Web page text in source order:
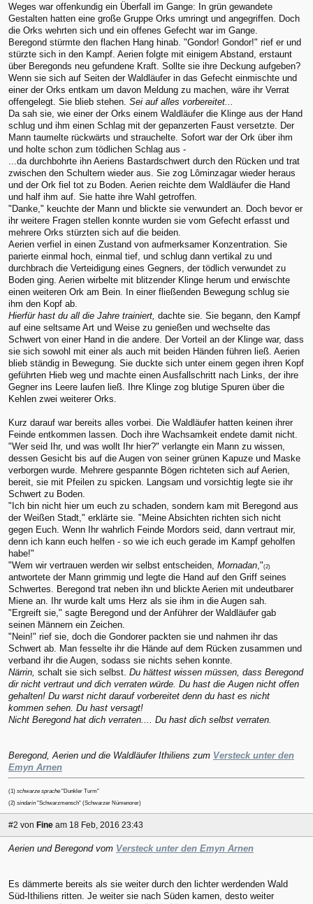
Weges war offenkundig ein Überfall im Gange: In grün gewandete
Gestalten hatten eine große Gruppe Orks umringt und angegriffen. Doch
die Orks wehrten sich und ein offenes Gefecht war im Gange.
Beregond stürmte den flachen Hang hinab. "Gondor! Gondor!" rief er und
stürzte sich in den Kampf. Aerien folgte mit einigem Abstand, erstaunt
über Beregonds neu gefundene Kraft. Sollte sie ihre Deckung aufgeben?
Wenn sie sich auf Seiten der Waldläufer in das Gefecht einmischte und
einer der Orks entkam um davon Meldung zu machen, wäre ihr Verrat
offengelegt. Sie blieb stehen. Sei auf alles vorbereitet...
Da sah sie, wie einer der Orks einem Waldläufer die Klinge aus der Hand
schlug und ihm einen Schlag mit der gepanzerten Faust versetzte. Der
Mann taumelte rückwärts und strauchelte. Sofort war der Ork über ihm
und holte schon zum tödlichen Schlag aus -
...da durchbohrte ihn Aeriens Bastardschwert durch den Rücken und trat
zwischen den Schultern wieder aus. Sie zog Lôminzagar wieder heraus
und der Ork fiel tot zu Boden. Aerien reichte dem Waldläufer die Hand
und half ihm auf. Sie hatte ihre Wahl getroffen.
"Danke," keuchte der Mann und blickte sie verwundert an. Doch bevor er
ihr weitere Fragen stellen konnte wurden sie vom Gefecht erfasst und
mehrere Orks stürzten sich auf die beiden.
Aerien verfiel in einen Zustand von aufmerksamer Konzentration. Sie
parierte einmal hoch, einmal tief, und schlug dann vertikal zu und
durchbrach die Verteidigung eines Gegners, der tödlich verwundet zu
Boden ging. Aerien wirbelte mit blitzender Klinge herum und erwischte
einen weiteren Ork am Bein. In einer fließenden Bewegung schlug sie
ihm den Kopf ab.
Hierfür hast du all die Jahre trainiert, dachte sie. Sie begann, den Kampf
auf eine seltsame Art und Weise zu genießen und wechselte das
Schwert von einer Hand in die andere. Der Vorteil an der Klinge war, dass
sie sich sowohl mit einer als auch mit beiden Händen führen ließ. Aerien
blieb ständig in Bewegung. Sie duckte sich unter einem gegen ihren Kopf
geführten Hieb weg und machte einen Ausfallschritt nach Links, der ihre
Gegner ins Leere laufen ließ. Ihre Klinge zog blutige Spuren über die
Kehlen zwei weiterer Orks.
Kurz darauf war bereits alles vorbei. Die Waldläufer hatten keinen ihrer
Feinde entkommen lassen. Doch ihre Wachsamkeit endete damit nicht.
"Wer seid Ihr, und was wollt Ihr hier?" verlangte ein Mann zu wissen,
dessen Gesicht bis auf die Augen von seiner grünen Kapuze und Maske
verborgen wurde. Mehrere gespannte Bögen richteten sich auf Aerien,
bereit, sie mit Pfeilen zu spicken. Langsam und vorsichtig legte sie ihr
Schwert zu Boden.
"Ich bin nicht hier um euch zu schaden, sondern kam mit Beregond aus
der Weißen Stadt," erklärte sie. "Meine Absichten richten sich nicht
gegen Euch. Wenn Ihr wahrlich Feinde Mordors seid, dann vertraut mir,
denn ich kann euch helfen - so wie ich euch gerade im Kampf geholfen
habe!"
"Wem wir vertrauen werden wir selbst entscheiden, Mornadan ,"(2)
antwortete der Mann grimmig und legte die Hand auf den Griff seines
Schwertes. Beregond trat neben ihn und blickte Aerien mit undeutbarer
Miene an. Ihr wurde kalt ums Herz als sie ihm in die Augen sah.
"Ergreift sie," sagte Beregond und der Anführer der Waldläufer gab
seinen Männern ein Zeichen.
"Nein!" rief sie, doch die Gondorer packten sie und nahmen ihr das
Schwert ab. Man fesselte ihr die Hände auf dem Rücken zusammen und
verband ihr die Augen, sodass sie nichts sehen konnte.
Närrin, schalt sie sich selbst. Du hättest wissen müssen, dass Beregond
dir nicht vertraut und dich verraten würde. Du hast die Augen nicht offen
gehalten! Du warst nicht darauf vorbereitet denn du hast es nicht
kommen sehen. Du hast versagt!
Nicht Beregond hat dich verraten.... Du hast dich selbst verraten.
Beregond, Aerien und die Waldläufer Ithiliens zum Versteck unter den
Emyn Arnen
(1) schwarze sprache"Dunkler Turm"
(2) sindarin "Schwarzmensch" (Schwarzer Númenorer)
#2 von Fine am 18 Feb, 2016 23:43
Aerien und Beregond vom Versteck unter den Emyn Arnen
Es dämmerte bereits als sie weiter durch den lichter werdenden Wald
Süd-Ithiliens ritten. Je weiter sie nach Süden kamen, desto weiter